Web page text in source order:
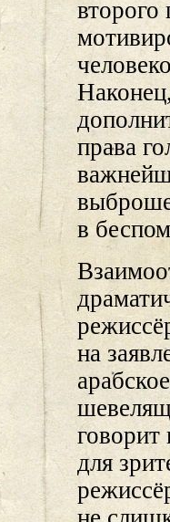
второго
права
в
на
для